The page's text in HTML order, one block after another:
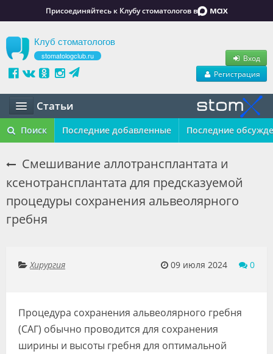
Присоединяйтесь к Клубу стоматологов в
Клуб стоматологов
stomatologclub.ru
Вход
Регистрация
Статьи
Статьи
Обучение
Вакансии
Форум
Клиники
Поиск Последние добавленные Последние
Смешивание аллотрансплантата и
ксенотрансплантата для предсказуемой
процедуры сохранения альвеолярного
гребня
Хирургия 09 июля 2024 0
Процедура сохранения альвеолярного гребня
(САГ) обычно проводится для сохранения
ширины и высоты гребня для оптимальной